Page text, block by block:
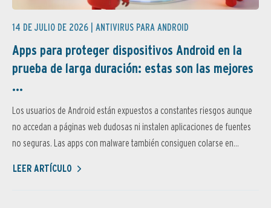
14 DE JULIO DE 2026 | ANTIVIRUS PARA ANDROID
Apps para proteger dispositivos Android en la
prueba de larga duración: estas son las mejores
...
Los usuarios de Android están expuestos a constantes riesgos aunque
no accedan a páginas web dudosas ni instalen aplicaciones de fuentes
no seguras. Las apps con malware también consiguen colarse en...
LEER ARTÍCULO